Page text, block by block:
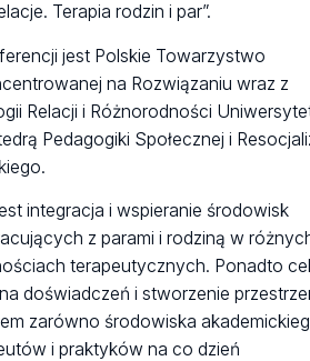
Terapia rodzin i par”.
jest Polskie Towarzystwo
na Rozwiązaniu wraz z
Relacji i Różnorodności
Pedagogiki Społecznej i
integracja i wspieranie środowisk
z parami i rodziną w
terapeutycznych. Ponadto
doświadczeń i stworzenie
zarówno środowiska
i praktyków na co dzień